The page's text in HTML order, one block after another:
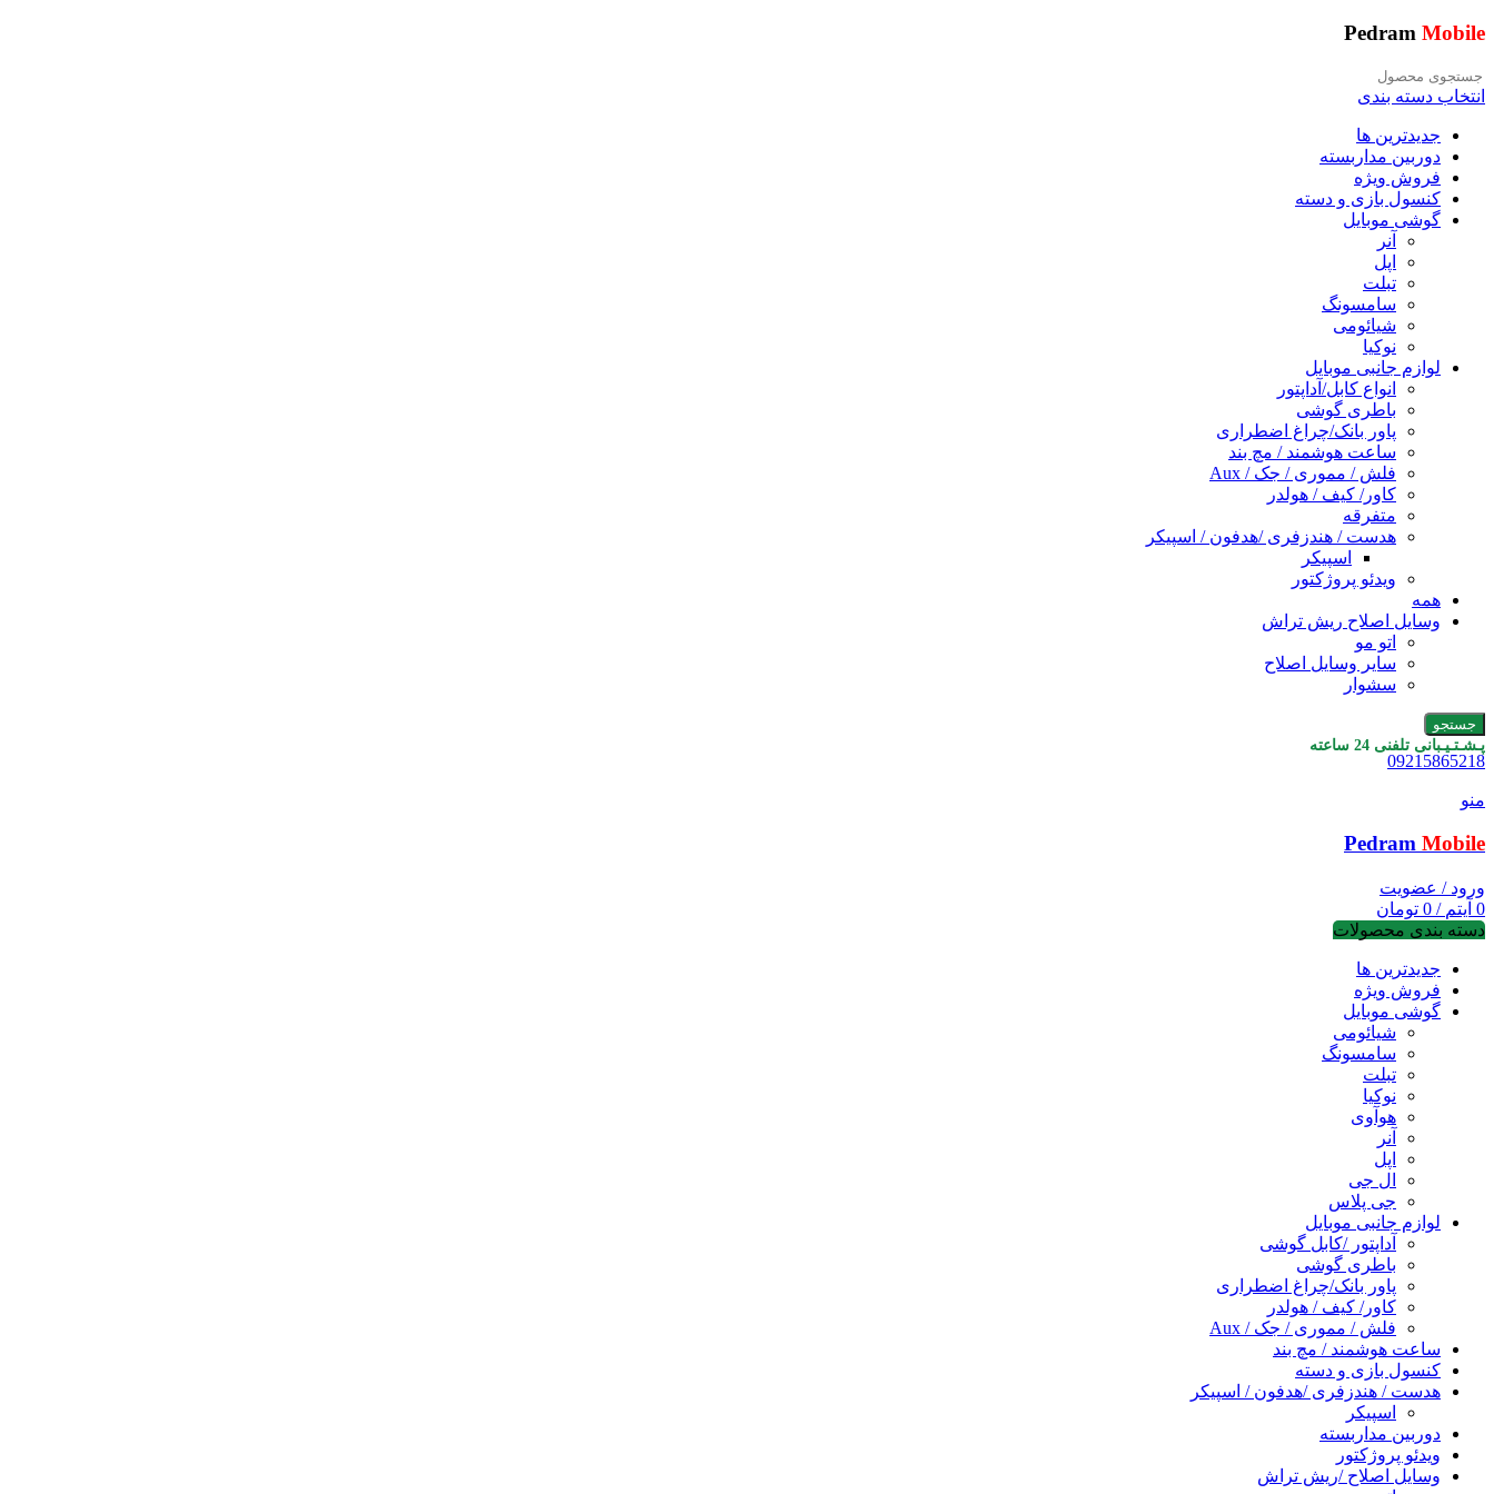
Pedram Mobile
انتخاب دسته بندی
جدیدترین ها
دوربین مداربسته
فروش ویژه
کنسول بازی و دسته
گوشی موبایل
آنر
اپل
تبلت
سامسونگ
شیائومی
نوکیا
لوازم جانبی موبایل
انواع کابل/آداپتور
باطری گوشی
پاور بانک/چراغ اضطراری
ساعت هوشمند / مچ بند
فلش / مموری / جک / Aux
کاور/ کیف / هولدر
متفرقه
هدست / هندزفری /هدفون / اسپیکر
اسپیکر
ویدئو پروژکتور
همه
وسایل اصلاح ریش تراش
اتو مو
سایر وسایل اصلاح
سشوار
جستجو
پـشـتـیـبانی تلفنی 24 ساعته
09215865218
منو
Pedram Mobile
ورود / عضویت
0 آیتم /
0 تومان
دسته بندی محصولات
جدیدترین ها
فروش ویژه
گوشی موبایل
شیائومی
سامسونگ
تبلت
نوکیا
هوآوی
آنر
اپل
ال جی
جی پلاس
لوازم جانبی موبایل
آداپتور /کابل گوشی
باطری گوشی
پاور بانک/چراغ اضطراری
کاور/ کیف / هولدر
فلش / مموری / جک / Aux
ساعت هوشمند / مچ بند
کنسول بازی و دسته
هدست / هندزفری /هدفون / اسپیکر
اسپیکر
دوربین مداربسته
ویدئو پروژکتور
وسایل اصلاح /ریش تراش